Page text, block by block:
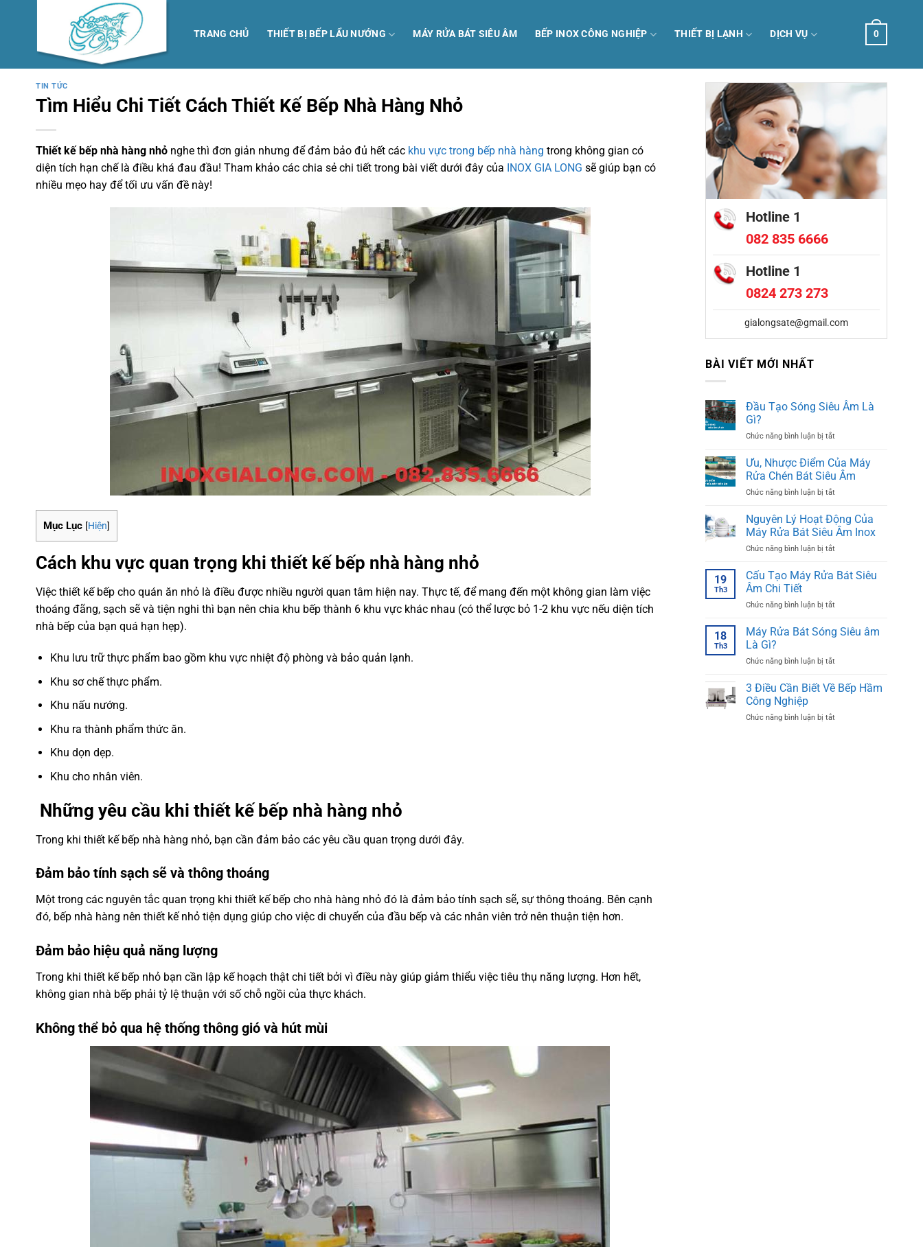
TRANG CHỦ THIẾT BỊ BẾP LẨU NƯỚNG MÁY RỬA BÁT SIÊU ÂM BẾP INOX CÔNG NGHIỆP THIẾT BỊ LẠNH DỊCH VỤ 0
TIN TỨC
Tìm Hiểu Chi Tiết Cách Thiết Kế Bếp Nhà Hàng Nhỏ
Thiết kế bếp nhà hàng nhỏ nghe thì đơn giản nhưng để đảm bảo đủ hết các khu vực trong bếp nhà hàng trong không gian có
diện tích hạn chế là điều khá đau đầu! Tham khảo các chia sẻ chi tiết trong bài viết dưới đây của INOX GIA LONG sẽ giúp bạn có
nhiều mẹo hay để tối ưu vấn đề này!
Mục Lục [Hiện]
Cách khu vực quan trọng khi thiết kế bếp nhà hàng nhỏ
Việc thiết kế bếp cho quán ăn nhỏ là điều được nhiều người quan tâm hiện nay. Thực tế, để mang đến một không gian làm việc
thoáng đãng, sạch sẽ và tiện nghi thì bạn nên chia khu bếp thành 6 khu vực khác nhau (có thể lược bỏ 1-2 khu vực nếu diện tích
nhà bếp của bạn quá hạn hẹp).
Khu lưu trữ thực phẩm bao gồm khu vực nhiệt độ phòng và bảo quản lạnh.
Khu sơ chế thực phẩm.
Khu nấu nướng.
Khu ra thành phẩm thức ăn.
Khu dọn dẹp.
Khu cho nhân viên.
Những yêu cầu khi thiết kế bếp nhà hàng nhỏ
Trong khi thiết kế bếp nhà hàng nhỏ, bạn cần đảm bảo các yêu cầu quan trọng dưới đây.
Đảm bảo tính sạch sẽ và thông thoáng
Một trong các nguyên tắc quan trọng khi thiết kế bếp cho nhà hàng nhỏ đó là đảm bảo tính sạch sẽ, sự thông thoáng. Bên cạnh
đó, bếp nhà hàng nên thiết kế nhỏ tiện dụng giúp cho việc di chuyển của đầu bếp và các nhân viên trở nên thuận tiện hơn.
Đảm bảo hiệu quả năng lượng
Trong khi thiết kế bếp nhỏ bạn cần lập kế hoạch thật chi tiết bởi vì điều này giúp giảm thiểu việc tiêu thụ năng lượng. Hơn hết,
không gian nhà bếp phải tỷ lệ thuận với số chỗ ngồi của thực khách.
Không thể bỏ qua hệ thống thông gió và hút mùi
Hotline 1
082 835 6666
Hotline 1
0824 273 273
gialongsate@gmail.com
BÀI VIẾT MỚI NHẤT
Đầu Tạo Sóng Siêu Âm Là
Gì?
Chức năng bình luận bị tắtở
Tạo
Sóng
Siêu
Âm
Gì?
Ưu, Nhược Điểm Của Máy
Rửa Chén Bát Siêu Âm
Chức năng bình luận bị tắtở
Nhược
Điểm
Của
Máy
Chén
Âm
Nguyên Lý Hoạt Động Của
Máy Rửa Bát Siêu Âm Inox
Chức năng bình luận bị tắtở
Lý
Của
Rửa
Âm
19
Th3
Cấu Tạo Máy Rửa Bát Siêu
Âm Chi Tiết
Chức năng bình luận bị tắtở
Tạo
Máy
Bát
Âm
18
Th3
Máy Rửa Bát Sóng Siêu âm
Là Gì?
Chức năng bình luận bị tắtở
Rửa
Siêu
3 Điều Cần Biết Về Bếp Hầm
Công Nghiệp
Chức năng bình luận bị tắtở